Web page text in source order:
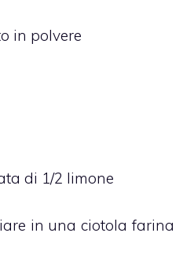
in polvere
di 1/2 limone
in una ciotola farina